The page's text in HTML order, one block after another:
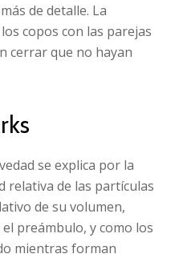
de detalle. La
copos con las parejas
cerrar que no hayan
se explica por la
relativa de las partículas
de su volumen,
preámbulo, y como los
mientras forman